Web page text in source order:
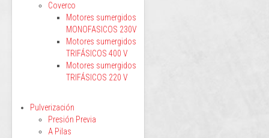
Coverco
Motores sumergidos
MONOFASICOS 230V
Motores sumergidos
TRIFÁSICOS 400 V
Motores sumergidos
TRIFÁSICOS 220 V
Pulverización
Presión Previa
A Pilas